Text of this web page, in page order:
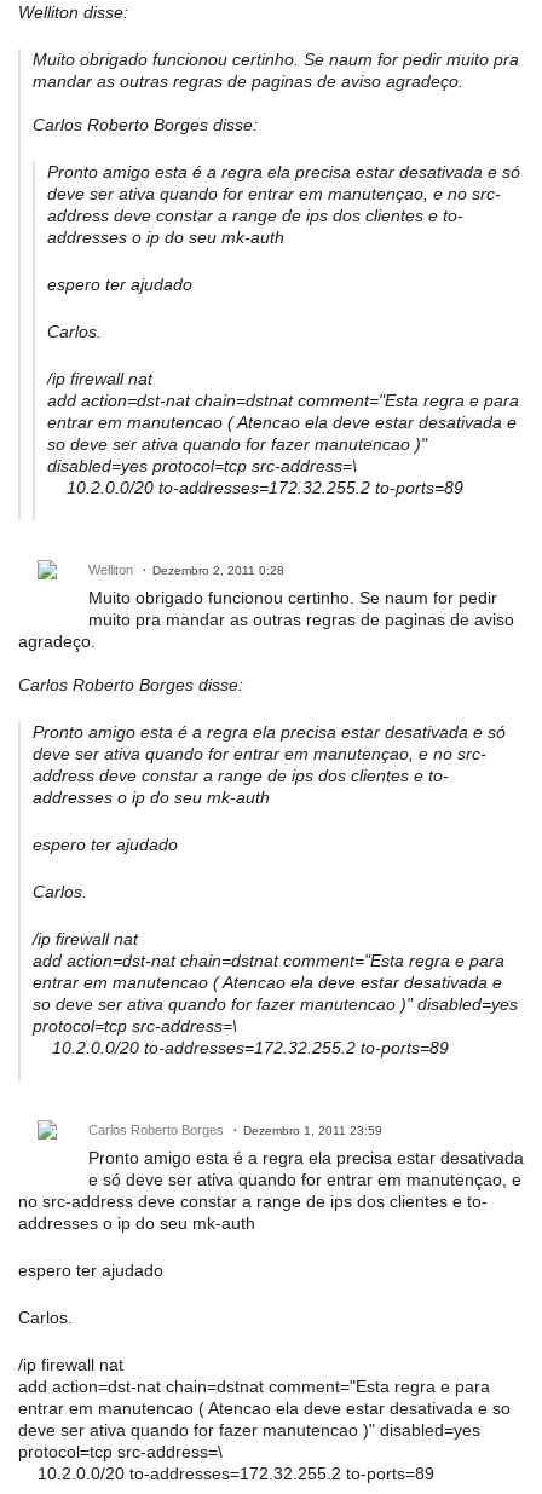
Welliton disse:
Muito obrigado funcionou certinho. Se naum for pedir muito pra
mandar as outras regras de paginas de aviso agradeço.
Carlos Roberto Borges disse:
Pronto amigo esta é a regra ela precisa estar desativada e só
deve ser ativa quando for entrar em manutençao, e no src-
address deve constar a range de ips dos clientes e to-
addresses o ip do seu mk-auth
espero ter ajudado
Carlos.
/ip firewall nat
add action=dst-nat chain=dstnat comment="Esta regra e para
entrar em manutencao ( Atencao ela deve estar desativada e
so deve ser ativa quando for fazer manutencao )"
disabled=yes protocol=tcp src-address=\
10.2.0.0/20 to-addresses=172.32.255.2 to-ports=89
Welliton Dezembro 2, 2011 0:28
Muito obrigado funcionou certinho. Se naum for pedir
muito pra mandar as outras regras de paginas de aviso
agradeço.
Carlos Roberto Borges disse:
Pronto amigo esta é a regra ela precisa estar desativada e só
deve ser ativa quando for entrar em manutençao, e no src-
address deve constar a range de ips dos clientes e to-
addresses o ip do seu mk-auth
espero ter ajudado
Carlos.
/ip firewall nat
add action=dst-nat chain=dstnat comment="Esta regra e para
entrar em manutencao ( Atencao ela deve estar desativada e
so deve ser ativa quando for fazer manutencao )" disabled=yes
protocol=tcp src-address=\
10.2.0.0/20 to-addresses=172.32.255.2 to-ports=89
Carlos Roberto Borges Dezembro 1, 2011 23:59
Pronto amigo esta é a regra ela precisa estar desativada
e só deve ser ativa quando for entrar em manutençao, e
no src-address deve constar a range de ips dos clientes e to-
addresses o ip do seu mk-auth
espero ter ajudado
Carlos.
/ip firewall nat
add action=dst-nat chain=dstnat comment="Esta regra e para
entrar em manutencao ( Atencao ela deve estar desativada e so
deve ser ativa quando for fazer manutencao )" disabled=yes
protocol=tcp src-address=\
10.2.0.0/20 to-addresses=172.32.255.2 to-ports=89